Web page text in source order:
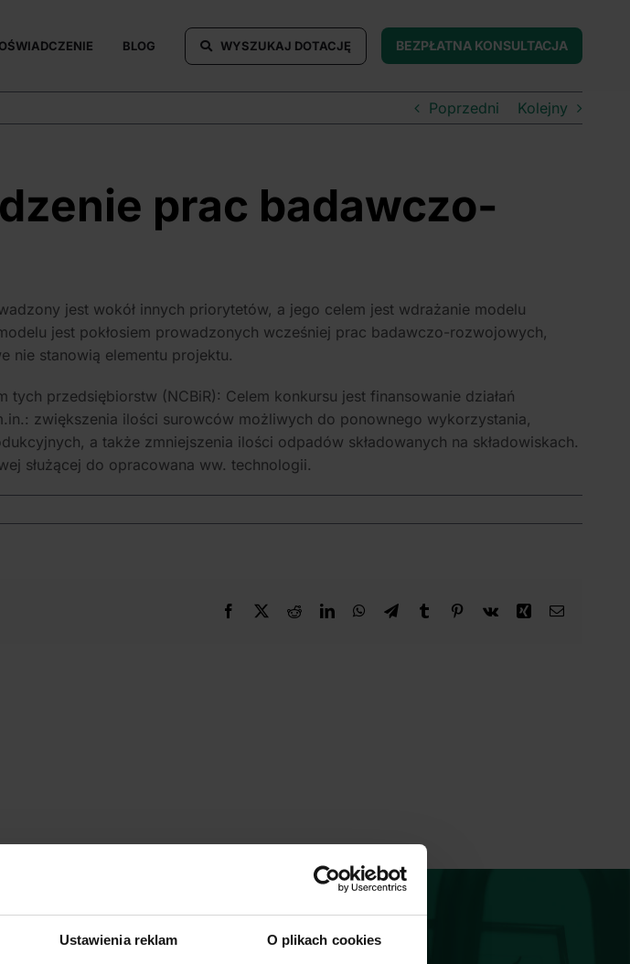
Ustawienia reklam O plikach cookies
BLOG WYSZUKAJ DOTACJĘ BEZPŁATNA KONSULTACJA
Poprzedni Kolejny
prac badawczo-
jest wokół innych priorytetów, a jego celem jest wdrażanie modelu
jest pokłosiem prowadzonych wcześniej prac badawczo-rozwojowych,
nie stanowią elementu projektu.
przedsiębiorstw (NCBiR): Celem konkursu jest finansowanie działań
zwiększenia ilości surowców możliwych do ponownego wykorzystania,
a także zmniejszenia ilości odpadów składowanych na składowiskach.
służącej do opracowana ww. technologii.
Facebook RedditLinkedInWhatsApp
TelegramTumblr Pinterest
Vk Xing Email